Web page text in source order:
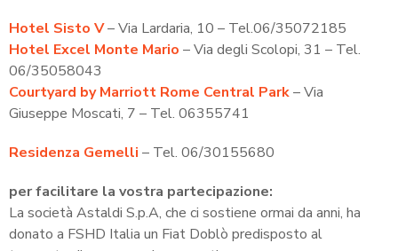
Hotel Sisto V– Via Lardaria, 10 – Tel.06/35072185
Hotel Excel Monte Mario – Via degli Scolopi, 31 – Tel.
06/35058043
Courtyard by Marriott Rome Central Park– Via
Giuseppe Moscati, 7 – Tel. 06355741
Residenza Gemelli – Tel. 06/30155680
per facilitare la vostra partecipazione:
La società Astaldi S.p.A, che ci sostiene ormai da anni, ha
donato a FSHD Italia un Fiat Doblò predisposto al